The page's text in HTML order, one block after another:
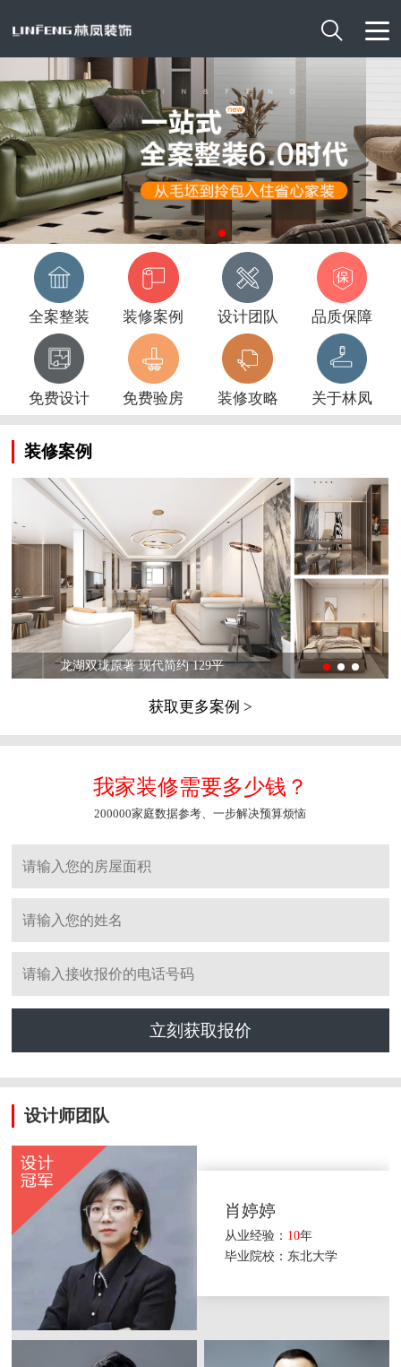

全案整装 装修案例 设计团队 品质保障
免费设计 免费验房 装修攻略 关于林凤
装修案例
龙湖双珑原著 现代简约 129平
获取更多案例 >
我家装修需要多少钱？
200000家庭数据参考、一步解决预算烦恼
立刻获取报价
设计师团队
肖婷婷
从业经验： 10年
毕业院校：东北大学